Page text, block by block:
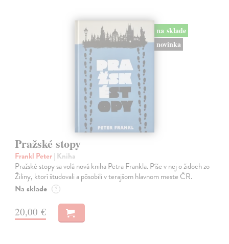
na sklade
novinka
Pražské stopy
Frankl Peter| Kniha
Pražské stopy sa volá nová kniha Petra Frankla. Píše v nej o židoch zo
Žiliny, ktorí študovali a pôsobili v terajšom hlavnom meste ČR.
Na sklade ?
20,00 €